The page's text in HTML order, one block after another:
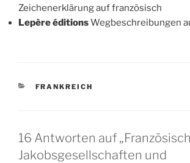
Zeichenerklärung auf französisch
Lepère éditionsWegbeschreibungen
KATEGORIEN
FRANKREICH
16 Antworten auf
Jakobsgesellschaften und